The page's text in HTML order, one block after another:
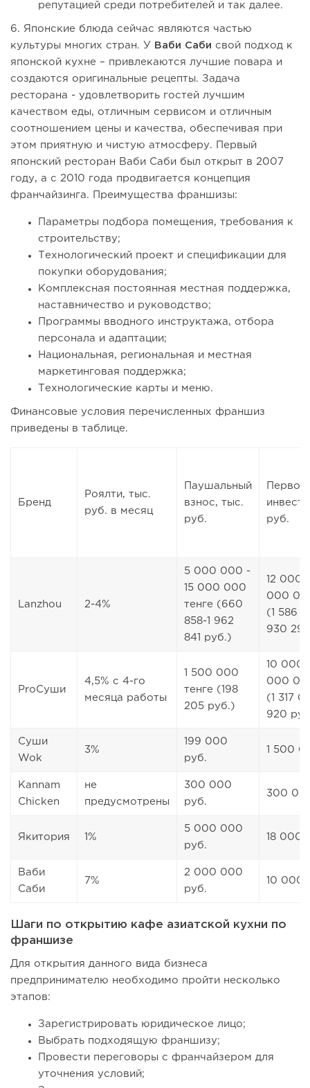
репутацией среди потребителей и так далее.
6. Японские блюда сейчас являются частью
культуры многих стран. У
Ваби Саби свой подход к
японской кухне – привлекаются лучшие повара и
создаются оригинальные рецепты. Задача
ресторана - удовлетворить гостей лучшим
качеством еды, отличным сервисом и отличным
соотношением цены и качества, обеспечивая при
этом приятную и чистую атмосферу. Первый
японский ресторан Ваби Саби был открыт в 2007
году, а с 2010 года продвигается концепция
франчайзинга. Преимущества франшизы:
Параметры подбора помещения, требования к
строительству;
Технологический проект и спецификации для
покупки оборудования;
Комплексная постоянная местная поддержка,
наставничество и руководство;
Программы вводного инструктажа, отбора
персонала и адаптации;
Национальная, региональная и местная
маркетинговая поддержка;
Технологические карты и меню.
Финансовые условия перечисленных франшиз
приведены в таблице.
Бренд
Роялти, тыс.
руб. в месяц
Паушальный
взнос, тыс.
руб.
руб.
Lanzhou 2-4%
5 000 000 -
15 000 000
тенге (660
858-1 962
841 руб.)
12 000
000
(1 586
930
ProСуши
4,5% с 4-го
месяца работы
1 500 000
тенге (198
205 руб.)
10 000
000
(1 317
920
Суши
Wok
3%
199 000
руб.
1 500
Kannam
Chicken
не
предусмотрены
300 000
руб.
300
Якитория 1%
5 000 000
руб.
18 000
Ваби
Саби
7%
2 000 000
руб.
10 000
Шаги по открытию кафе азиатской кухни по
франшизе
Для открытия данного вида бизнеса
предпринимателю необходимо пройти несколько
этапов:
Зарегистрировать юридическое лицо;
Выбрать подходящую франшизу;
Провести переговоры с франчайзером для
уточнения условий;